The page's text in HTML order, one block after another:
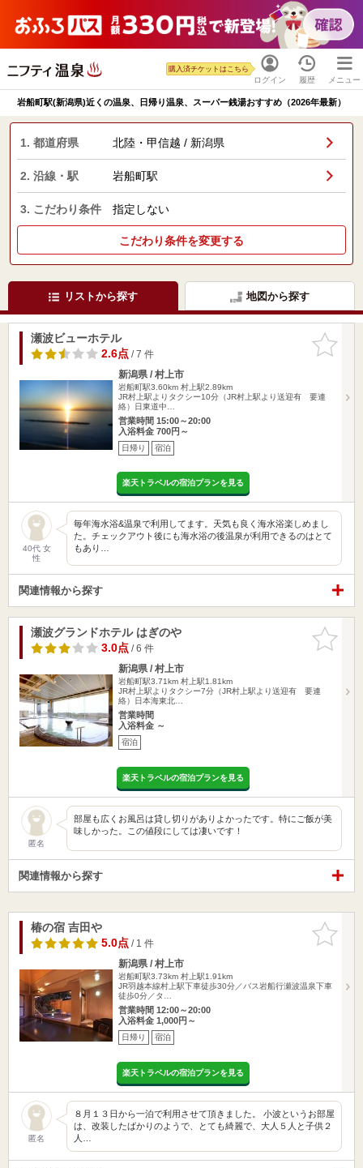
ログイン
購入済チケットはこちら
履歴 メニュー
岩船町駅(新潟県)近くの温泉、日帰り温泉、スーパー銭湯おすすめ（2026年最新）
1. 都道府県 北陸・甲信越 / 新潟県
2. 沿線・駅 岩船町駅
3. こだわり条件 指定しない
こだわり条件を変更する
リストから探す 地図から探す
お気に入
りに追加
瀬波ビューホテル
2.6点/ 7 件
新潟県 / 村上市
岩船町駅3.60km 村上駅2.89km
JR村上駅よりタクシー10分（JR村上駅より送迎有 要連
絡）日東道中…
営業時間 15:00～20:00
入浴料金 700円～
日帰り 宿泊
楽天トラベルの宿泊プランを見る
40代 女
性
毎年海水浴&温泉で利用してます。天気も良く海水浴楽しめまし
た。チェックアウト後にも海水浴の後温泉が利用できるのはとて
もあり…
関連情報から探す
お気に入
りに追加
瀬波グランドホテル はぎのや
3.0点/ 6 件
新潟県 / 村上市
岩船町駅3.71km 村上駅1.81km
JR村上駅よりタクシー7分（JR村上駅より送迎有 要連
絡）日本海東北…
営業時間
入浴料金 ～
宿泊
楽天トラベルの宿泊プランを見る
匿名
部屋も広くお風呂は貸し切りがありよかったです。特にご飯が美
味しかった。この値段にしては凄いです！
関連情報から探す
お気に入
りに追加
椿の宿 吉田や
5.0点/ 1 件
新潟県 / 村上市
岩船町駅3.73km 村上駅1.91km
JR羽越本線村上駅下車徒歩30分／バス岩船行瀬波温泉下車
徒歩0分／タ…
営業時間 12:00～20:00
入浴料金 1,000円～
日帰り 宿泊
楽天トラベルの宿泊プランを見る
匿名
８月１３日から一泊で利用させて頂きました。 小波というお部屋
は、改装したばかりのようで、とても綺麗で、大人５人と子供２
人…